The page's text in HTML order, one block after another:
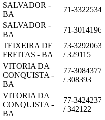
SALVADOR -
BA
71-
SALVADOR -
BA
71-
TEIXEIRA DE
FREITAS - BA
73-
/ 329115
VITORIA DA
CONQUISTA -
BA
77-
/ 308393
VITORIA DA
CONQUISTA -
BA
77-
/ 342122